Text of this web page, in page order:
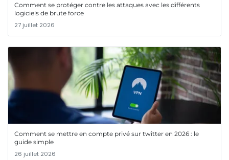
Comment se protéger contre les attaques avec les différents
logiciels de brute force
27 juillet 2026
Comment se mettre en compte privé sur twitter en 2026 : le
guide simple
26 juillet 2026